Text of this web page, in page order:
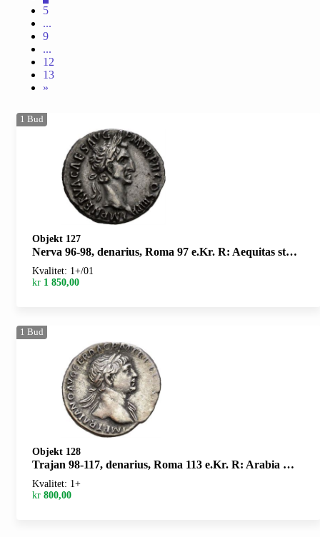
5
...
9
...
12
13
»
1 Bud
Objekt 127
Nerva 96-98, denarius, Roma 97 e.Kr. R: Aequitas stående mot venstre
Kvalitet: 1+/01
kr 1 850,00
1 Bud
Objekt 128
Trajan 98-117, denarius, Roma 113 e.Kr. R: Arabia stående
Kvalitet: 1+
kr 800,00